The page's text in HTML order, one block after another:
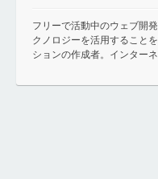
フリーで活動中のウェブ開
クノロジーを活用すること
ションの作成者。インターネ